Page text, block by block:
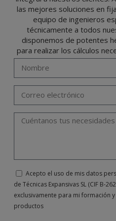
de 2016 enviando una carta a su
Gerente, junto con la fotocopia de su DNI, a
Portalada II | c/ Segador 13, 26006 |
correo electrónicoinfo@indexfix.com .
las mejores soluciones en
equipo de ingenieros
técnicamente a todos
disponemos de potentes
para realizar los cálculos
Acepto el uso de mis datos
de Técnicas Expansivas SL (CIF B-
exclusivamente para mi formación
productos